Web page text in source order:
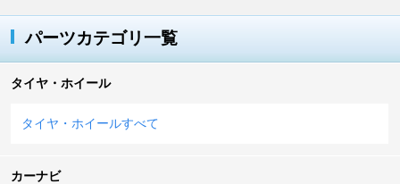
パーツカテゴリ一覧
タイヤ・ホイール
タイヤ・ホイールすべて
カーナビ